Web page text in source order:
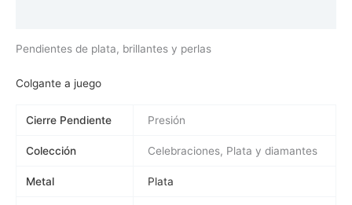
Pendientes de plata, brillantes y perlas
Colgante a juego
Cierre Pendiente Presión
Colección Celebraciones, Plata y diamantes
Metal Plata